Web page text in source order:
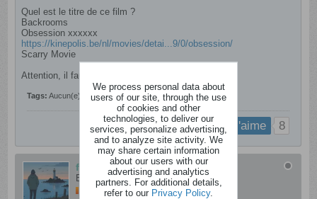
Quel est le titre de ce film ?
Backrooms
Obsession xxxxxx
https://kinepolis.be/nl/movies/detai...9/0/obsession/
Scarry Movie
Attention, il faut un profil VRT pour pouvoir participer​​
Tags: Aucun(e)
j'aime 8
fktwix
Branquignol
We process personal data about
users of our site, through the use
of cookies and other
technologies, to deliver our
services, personalize advertising,
and to analyze site activity. We
may share certain information
about our users with our
advertising and analytics
partners. For additional details,
refer to our Privacy Policy.